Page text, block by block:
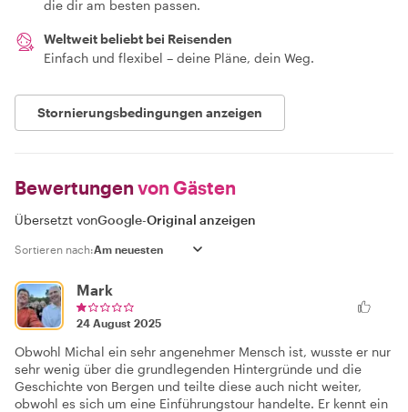
die dir am besten passen.
Weltweit beliebt bei Reisenden
Einfach und flexibel – deine Pläne, dein Weg.
Stornierungsbedingungen anzeigen
Bewertungen von Gästen
Übersetzt vonGoogle-Original anzeigen
Sortieren nach:
Mark
24 August 2025
Obwohl Michal ein sehr angenehmer Mensch ist, wusste er nur
sehr wenig über die grundlegenden Hintergründe und die
Geschichte von Bergen und teilte diese auch nicht weiter,
obwohl es sich um eine Einführungstour handelte. Er kennt ein